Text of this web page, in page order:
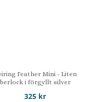
Feather Mini - Liten
berlock i förgyllt silver
325 kr